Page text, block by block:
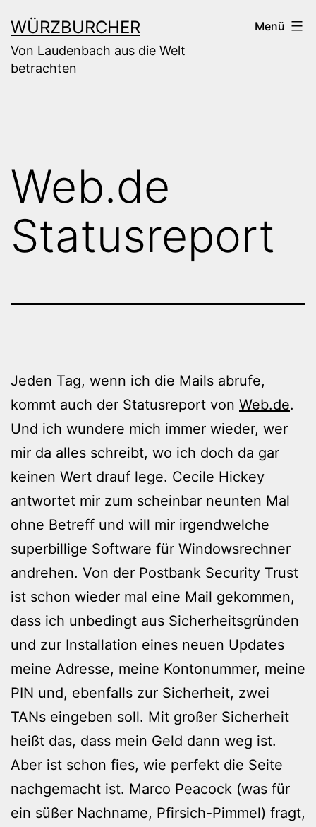
Inhalt
springen
WÜRZBURCHER
Von Laudenbach aus die Welt
betrachten
Menü
Web.de
Statusreport
Jeden Tag, wenn ich die Mails abrufe,
kommt auch der Statusreport von Web.de.
Und ich wundere mich immer wieder, wer
mir da alles schreibt, wo ich doch da gar
keinen Wert drauf lege. Cecile Hickey
antwortet mir zum scheinbar neunten Mal
ohne Betreff und will mir irgendwelche
superbillige Software für Windowsrechner
andrehen. Von der Postbank Security Trust
ist schon wieder mal eine Mail gekommen,
dass ich unbedingt aus Sicherheitsgründen
und zur Installation eines neuen Updates
meine Adresse, meine Kontonummer, meine
PIN und, ebenfalls zur Sicherheit, zwei
TANs eingeben soll. Mit großer Sicherheit
heißt das, dass mein Geld dann weg ist.
Aber ist schon fies, wie perfekt die Seite
nachgemacht ist. Marco Peacock (was für
ein süßer Nachname, Pfirsich-Pimmel) fragt,